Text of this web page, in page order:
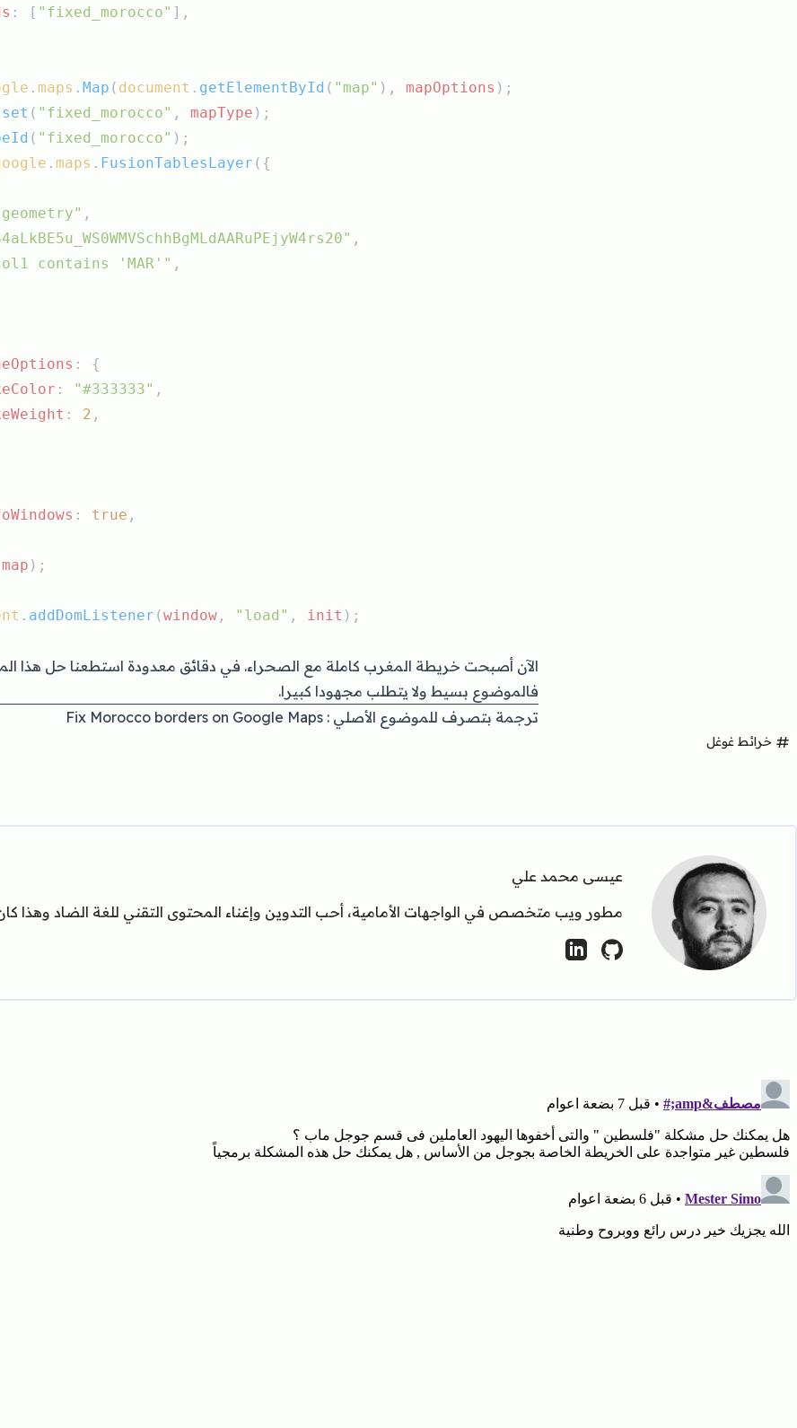
: [ "fixed_morocco" ],
. maps . Map ( document . getElementById ( "map" ), mapOptions );
set ( "fixed_morocco" , mapType );
( "fixed_morocco" );
. maps . FusionTablesLayer ({
,
,
contains 'MAR'" ,
: {
: "#333333" ,
: 2 ,
: true ,
map );
. addDomListener (window , "load" , init );
الآن أصبحت خريطة المغرب كاملة مع الصحراء. في دقائق معدودة استطعنا حل هذا
فالموضوع بسيط ولا يتطلب مجهودا كبيرا.
ترجمة بتصرف للموضوع الأصلي : Fix Morocco borders on Google Maps
خرائط غوغل
عيسى محمد علي
مطور ويب متخصص في الواجهات الأمامية، أحب التدوين وإغناء المحتوى التقني للغة الضاد وهذا